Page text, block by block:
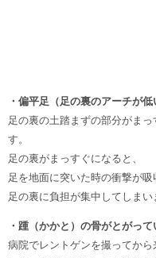
・偏平足（足の裏のアーチが低
足の裏の土踏まずの部分がま
す。
足の裏がまっすぐになると、
足を地面に突いた時の衝撃が吸
足の裏に負担が集中してしまい
・踵（かかと）の骨がとがって
病院でレントゲンを撮ってから